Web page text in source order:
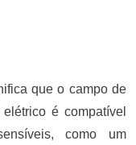
que o campo de
é compatível
como um